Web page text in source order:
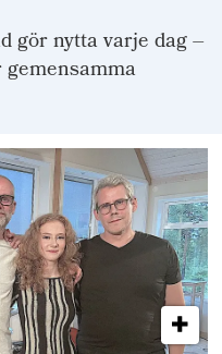
gör nytta varje dag –